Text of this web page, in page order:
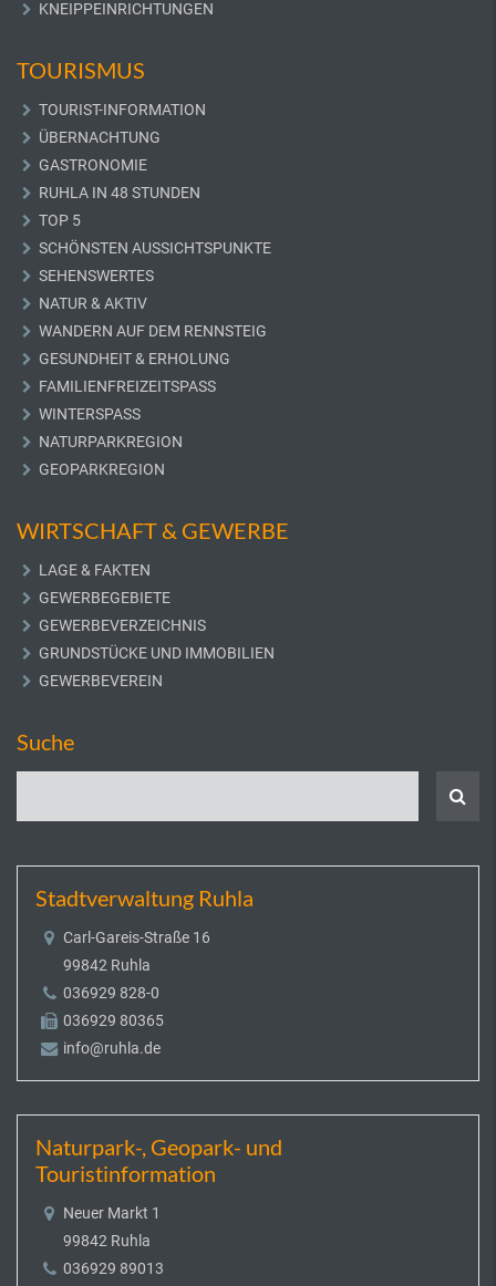
KNEIPPEINRICHTUNGEN
TOURISMUS
TOURIST-INFORMATION
ÜBERNACHTUNG
GASTRONOMIE
RUHLA IN 48 STUNDEN
TOP 5
SCHÖNSTEN AUSSICHTSPUNKTE
SEHENSWERTES
NATUR & AKTIV
WANDERN AUF DEM RENNSTEIG
GESUNDHEIT & ERHOLUNG
FAMILIENFREIZEITSPASS
WINTERSPASS
NATURPARKREGION
GEOPARKREGION
WIRTSCHAFT & GEWERBE
LAGE & FAKTEN
GEWERBEGEBIETE
GEWERBEVERZEICHNIS
GRUNDSTÜCKE UND IMMOBILIEN
GEWERBEVEREIN
Suche
Stadtverwaltung Ruhla
Carl-Gareis-Straße 16
99842 Ruhla
036929 828-0
036929 80365
info@ruhla.de
Naturpark-, Geopark- und
Touristinformation
Neuer Markt 1
99842 Ruhla
036929 89013